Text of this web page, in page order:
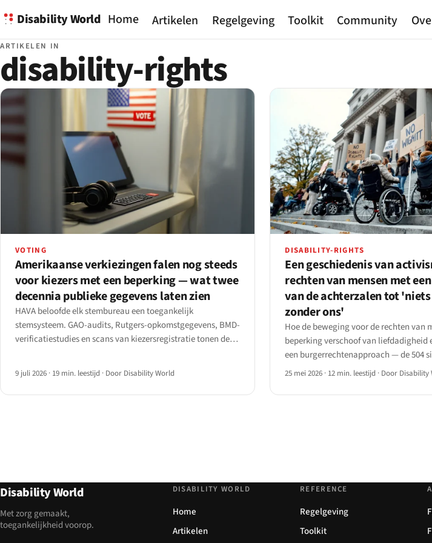
Disability World Home Artikelen Regelgeving Toolkit Community
ARTIKELEN IN
disability-rights
VOTING
Amerikaanse verkiezingen falen nog steeds
voor kiezers met een beperking — wat twee
decennia publieke gegevens laten zien
HAVA beloofde elk stembureau een toegankelijk
stemsysteem. GAO-audits, Rutgers-opkomstgegevens, BMD-
verificatiestudies en scans van kiezersregistratie tonen de
in 2027 vallen.
9 juli 2026 · 19 min. leestijd · Door Disability World
DISABILITY-RIGHTS
Een geschiedenis van
rechten van mensen met
van de achterzalen tot
zonder ons'
Hoe de beweging voor de rechten van
beperking verschoof van liefdadigheid
een burgerrechtenapproach — de 504
model, deinstitutionalisering, de
25 mei 2026 · 12 min. leestijd · Door Disability
Disability World
Met zorg gemaakt,
toegankelijkheid voorop.
DISABILITY WORLD
Home
Artikelen
REFERENCE
Regelgeving
Toolkit